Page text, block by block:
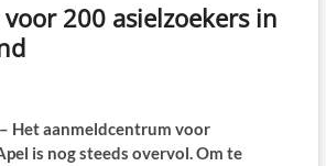
200 asielzoekers in
Het aanmeldcentrum voor
is nog steeds overvol. Om te